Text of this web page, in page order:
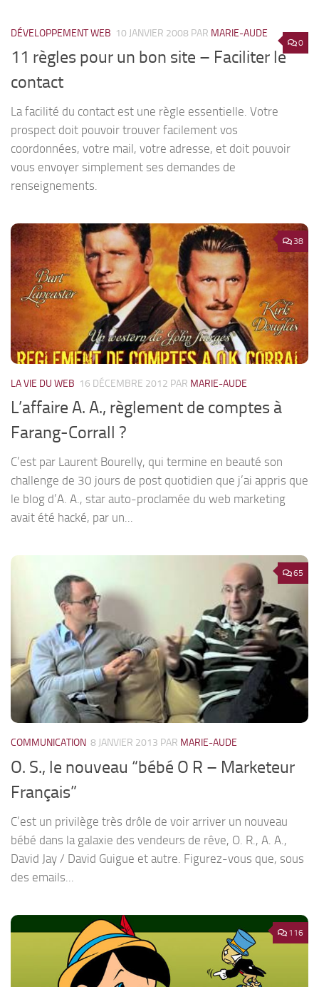
0
DÉVELOPPEMENT WEB 10 JANVIER 2008 PAR MARIE-AUDE
11 règles pour un bon site – Faciliter le
contact
La facilité du contact est une règle essentielle. Votre
prospect doit pouvoir trouver facilement vos
coordonnées, votre mail, votre adresse, et doit pouvoir
vous envoyer simplement ses demandes de
renseignements.
38
LA VIE DU WEB 16 DÉCEMBRE 2012 PAR MARIE-AUDE
L’affaire A. A., règlement de comptes à
Farang-Corrall ?
C’est par Laurent Bourelly, qui termine en beauté son
challenge de 30 jours de post quotidien que j’ai appris que
le blog d’A. A., star auto-proclamée du web marketing
avait été hacké, par un...
65
COMMUNICATION 8 JANVIER 2013 PAR MARIE-AUDE
O. S., le nouveau “bébé O R – Marketeur
Français”
C’est un privilège très drôle de voir arriver un nouveau
bébé dans la galaxie des vendeurs de rêve, O. R., A. A.,
David Jay / David Guigue et autre. Figurez-vous que, sous
des emails...
116